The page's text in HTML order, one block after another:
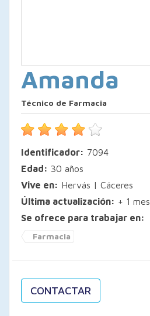
Amanda
Técnico de Farmacia
Identificador: 7094
Edad: 30 años
Vive en: Hervás | Cáceres
Última actualización: + 1 mes
Se ofrece para trabajar en:
Farmacia
CONTACTAR